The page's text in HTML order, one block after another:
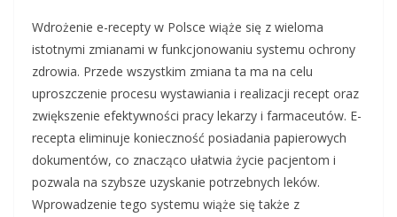
Wdrożenie e-recepty w Polsce wiąże się z wieloma
istotnymi zmianami w funkcjonowaniu systemu ochrony
zdrowia. Przede wszystkim zmiana ta ma na celu
uproszczenie procesu wystawiania i realizacji recept oraz
zwiększenie efektywności pracy lekarzy i farmaceutów. E-
recepta eliminuje konieczność posiadania papierowych
dokumentów, co znacząco ułatwia życie pacjentom i
pozwala na szybsze uzyskanie potrzebnych leków.
Wprowadzenie tego systemu wiąże się także z